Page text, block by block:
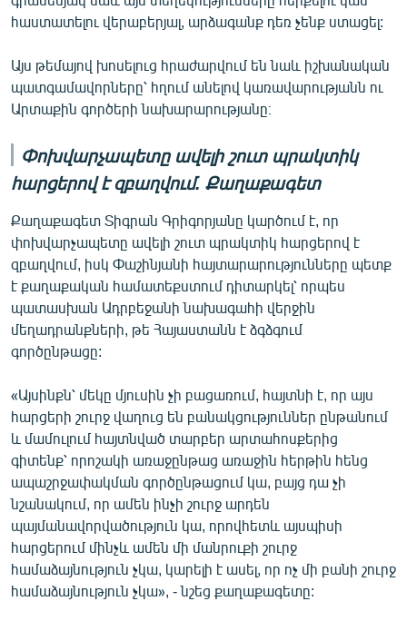
հաստատելու վերաբերյալ, արձագանք դեռ չենք ստացել:
Այս թեմայով խոսելուց հրաժարվում են նաև իշխանական
պատգամավորները՝ հղում անելով կառավարությանն ու
Արտաքին գործերի նախարարությանը։
Փոխվարչապետը ավելի շուտ պրակտիկ
հարցերով է զբաղվում. Քաղաքագետ
Քաղաքագետ Տիգրան Գրիգորյանը կարծում է, որ
փոխվարչապետը ավելի շուտ պրակտիկ հարցերով է
զբաղվում, իսկ Փաշինյանի հայտարարությունները պետք
է քաղաքական համատեքստում դիտարկել՝ որպես
պատասխան Ադրբեջանի նախագահի վերջին
մեղադրանքների, թե Հայաստանն է ձգձգում
գործընթացը:
«Այսինքն՝ մեկը մյուսին չի բացառում, հայտնի է, որ այս
հարցերի շուրջ վաղուց են բանակցություններ ընթանում
և մամուլում հայտնված տարբեր արտահոսքերից
գիտենք՝ որոշակի առաջընթաց առաջին հերթին հենց
ապաշրջափակման գործընթացում կա, բայց դա չի
նշանակում, որ ամեն ինչի շուրջ արդեն
պայմանավորվածություն կա, որովհետև այսպիսի
հարցերում մինչև ամեն մի մանրուքի շուրջ
համաձայնություն չկա, կարելի է ասել, որ ոչ մի բանի շուրջ
համաձայնություն չկա», - նշեց քաղաքագետը: